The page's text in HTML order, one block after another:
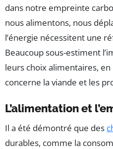
dans notre empreinte
nous alimentons, nous
l’énergie nécessitent une
Beaucoup sous-estiment
leurs choix alimentaires,
concerne la viande et les
L’alimentation et
Il a été démontré que des
durables, comme la